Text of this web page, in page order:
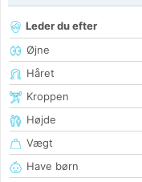
Leder du efter
Øjne
Håret
Kroppen
Højde
Vægt
Have børn